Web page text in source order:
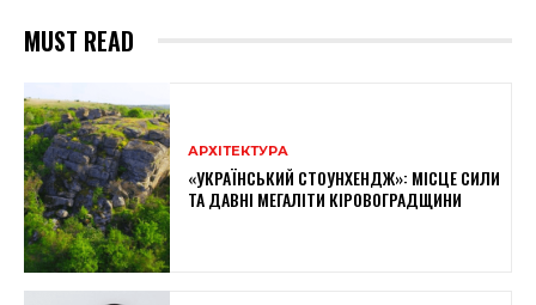
MUST READ
АРХІТЕКТУРА
«УКРАЇНСЬКИЙ СТОУНХЕНДЖ»: МІСЦЕ СИЛИ
ТА ДАВНІ МЕГАЛІТИ КІРОВОГРАДЩИНИ